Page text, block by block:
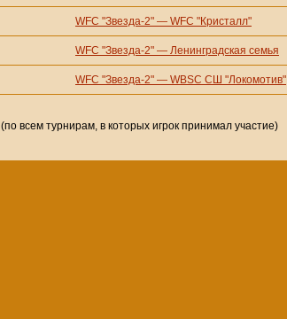
WFC "Звезда-2" — WFC "Кристалл"
WFC "Звезда-2" — Ленинградская семья
WFC "Звезда-2" — WBSC СШ "Локомотив"
(по всем турнирам, в которых игрок принимал участие)